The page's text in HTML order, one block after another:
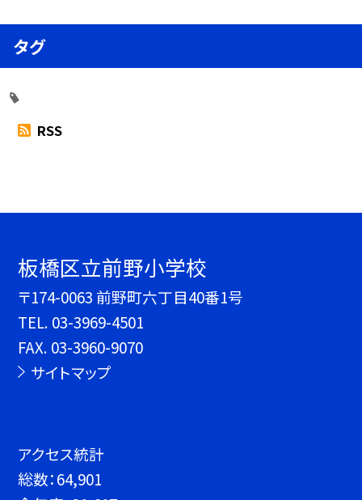
タグ
RSS
板橋区立前野小学校
〒174-0063 前野町六丁目40番1号
TEL. 03-3969-4501
FAX. 03-3960-9070
サイトマップ
アクセス統計
総数：64,901